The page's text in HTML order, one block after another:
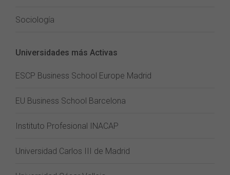
Sociología
Universidades más Activas
ESCP Business School Europe Madrid
EU Business School Barcelona
Instituto Profesional INACAP
Universidad Carlos III de Madrid